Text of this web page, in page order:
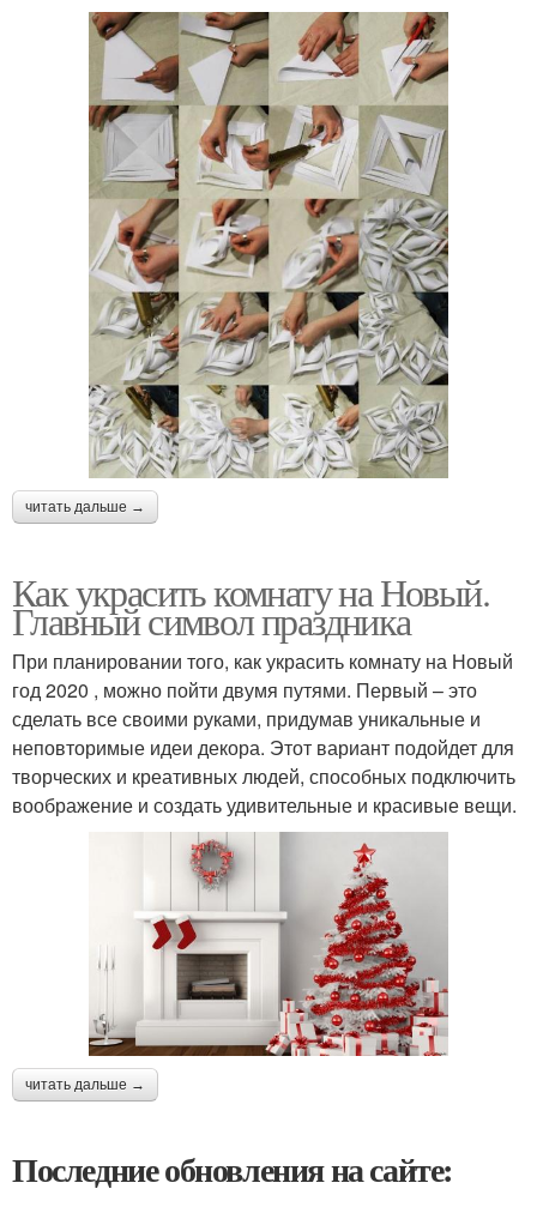
читать дальше →
Как украсить комнату на Новый.
Главный символ праздника
При планировании того, как украсить комнату на Новый
год 2020 , можно пойти двумя путями. Первый – это
сделать все своими руками, придумав уникальные и
неповторимые идеи декора. Этот вариант подойдет для
творческих и креативных людей, способных подключить
воображение и создать удивительные и красивые вещи.
читать дальше →
Последние обновления на сайте: